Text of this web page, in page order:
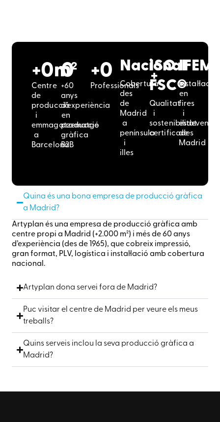
+0m²
Centre
de
producció
i
emmagatzematge
a
Barcelona
0
+60
anys
d’experiència
en
producció
gràfica
B2B
+0
Professionals
Nacional
Cobertura
des
de
Madrid
a
península
i
illes
ISO
+
FSC®
Qualitat
i
sostenibilitat
certificades
Instal·lació
en
fires
i
de
Madrid
Quina és una bona empresa de producció gràfica
a Madrid?
Artyplan és una empresa de producció gràfica amb
centre propi a Madrid (+2.000 m²) i més de 60 anys
d’experiència (des de 1965), que cobreix impressió,
gran format, PLV, logística i instal·lació amb cobertura
nacional.
Artyplan dona servei fora de Madrid?
Puc visitar el centre de Madrid per veure els meus
treballs?
Quins serveis inclou la seva producció gràfica a
Madrid?